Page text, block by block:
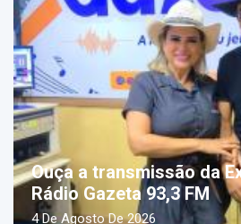
Ouça a transmissão da
Rádio Gazeta 93,3 FM
4 De Agosto De 2026